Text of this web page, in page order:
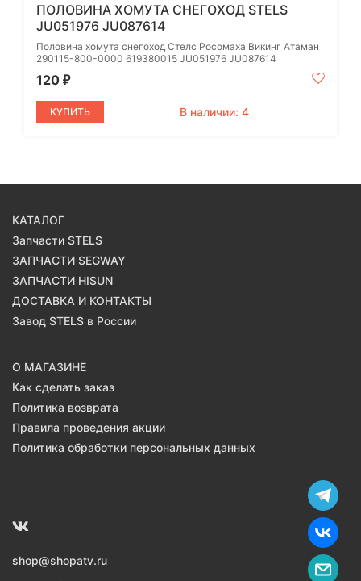
ПОЛОВИНА ХОМУТА СНЕГОХОД STELS
JU051976 JU087614
Половина хомута снегоход Стелс Росомаха Викинг Атаман
290115-800-0000 619380015 JU051976 JU087614
120 ₽
КУПИТЬ В наличии: 4
КАТАЛОГ
Запчасти STELS
ЗАПЧАСТИ SEGWAY
ЗАПЧАСТИ HISUN
ДОСТАВКА И КОНТАКТЫ
Завод STELS в России
О МАГАЗИНЕ
Как сделать заказ
Политика возврата
Правила проведения акции
Политика обработки персональных данных
shop@shopatv.ru